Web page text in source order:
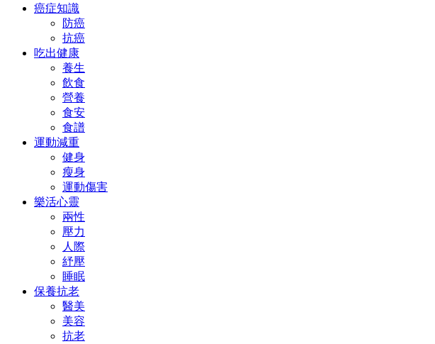
癌症知識
防癌
抗癌
吃出健康
養生
飲食
營養
食安
食譜
運動減重
健身
瘦身
運動傷害
樂活心靈
兩性
壓力
人際
紓壓
睡眠
保養抗老
醫美
美容
抗老